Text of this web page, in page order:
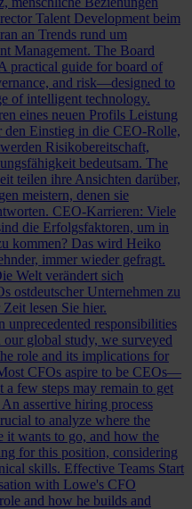
Talent Development beim
an Trends rund um
Management. The Board
A practical guide for board of
and risk—designed to
of intelligent technology.
eines neuen Profils Leistung
den Einstieg in die CEO-Rolle,
Risikobereitschaft,
bedeutsam. The
teilen ihre Ansichten darüber,
meistern, denen sie
CEO-Karrieren: Viele
die Erfolgsfaktoren, um in
kommen? Das wird Heiko
immer wieder gefragt.
Welt verändert sich
ostdeutscher Unternehmen zu
lesen Sie hier.
unprecedented responsibilities
global study, we surveyed
role and its implications for
CFOs aspire to be CEOs—
few steps may remain to get
An assertive hiring process
to analyze where the
it wants to go, and how the
for this position, considering
skills. Effective Teams Start
with Lowe's CFO
and how he builds and